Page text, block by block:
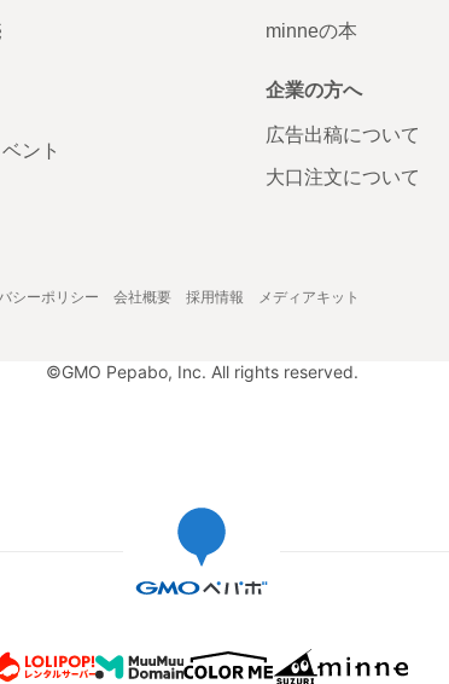
ント
minneの本
企業の方へ
広告出稿について
大口注文について
シーポリシー 会社概要 採用情報 メディアキット
©GMO Pepabo, Inc. All rights reserved.